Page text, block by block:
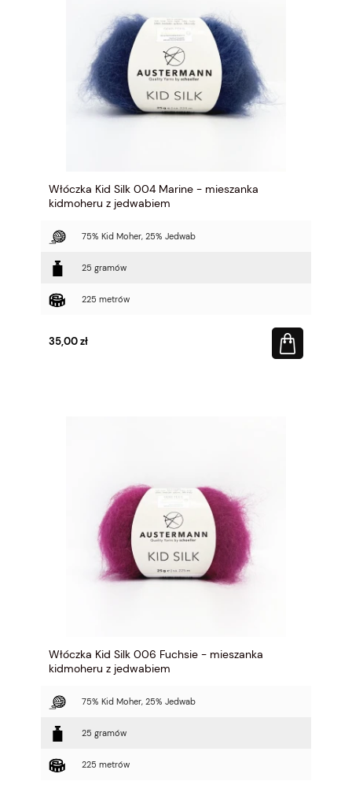
Włóczka Kid Silk 004 Marine - mieszanka
kidmoheru z jedwabiem
75% Kid Moher, 25% Jedwab
25 gramów
225 metrów
35,00 zł
Włóczka Kid Silk 006 Fuchsie - mieszanka
kidmoheru z jedwabiem
75% Kid Moher, 25% Jedwab
25 gramów
225 metrów